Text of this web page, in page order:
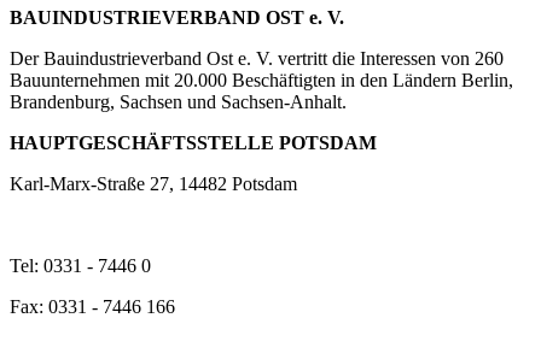
BAUINDUSTRIEVERBAND OST e. V.
Der Bauindustrieverband Ost e. V. vertritt die Interessen von 260
Bauunternehmen mit 20.000 Beschäftigten in den Ländern Berlin,
Brandenburg, Sachsen und Sachsen-Anhalt.
HAUPTGESCHÄFTSSTELLE POTSDAM
Karl-Marx-Straße 27, 14482 Potsdam
Tel: 0331 - 7446 0
Fax: 0331 - 7446 166